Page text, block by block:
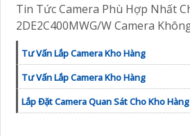
Tin Tức Camera Phù Hợp Nhất
2DE2C400MWG/W Camera
Tư Vấn Lắp Camera Kho Hàng
Tư Vấn Lắp Camera Kho Hàng
Lắp Đặt Camera Quan Sát Cho Kho